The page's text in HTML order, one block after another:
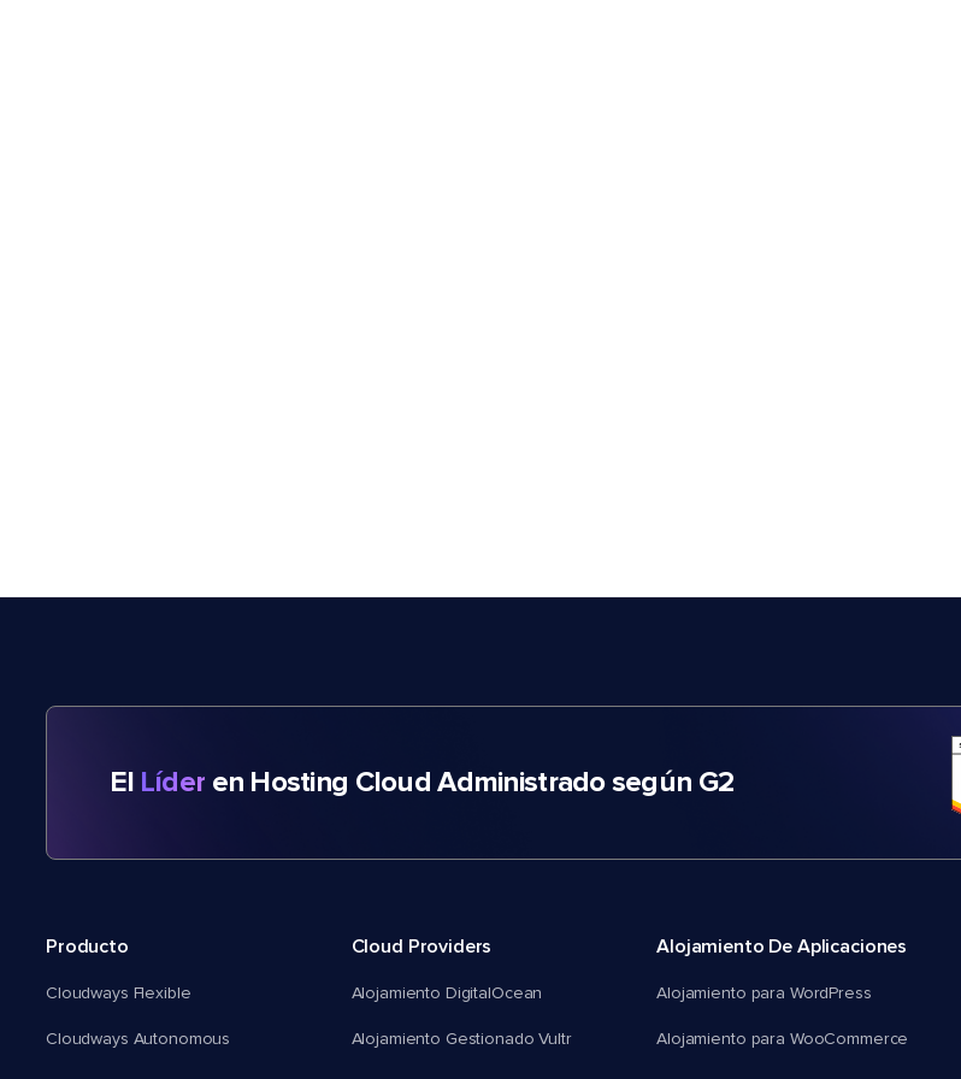
El Líder en Hosting Cloud Administrado según G2
Producto
Cloudways Flexible
Cloudways Autonomous
Cloud Providers
Alojamiento DigitalOcean
Alojamiento Gestionado Vultr
Alojamiento De Aplicaciones
Alojamiento para WordPress
Alojamiento para WooCommerce